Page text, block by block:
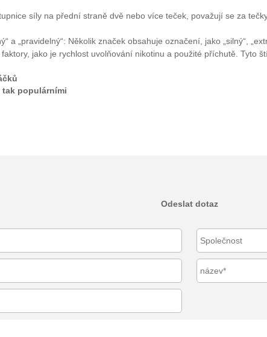
síly na přední straně dvě nebo více teček, považují se za
a „pravidelný“: Několik značek obsahuje označení, jako „silný“,
jako je rychlost uvolňování nikotinu a použité příchutě. Tyto
populárními
Odeslat dotaz